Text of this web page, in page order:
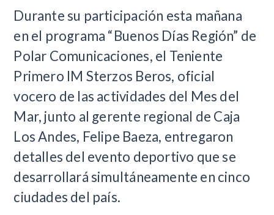
Durante su participación esta mañana
en el programa “Buenos Días Región” de
Polar Comunicaciones, el Teniente
Primero IM Sterzos Beros, oficial
vocero de las actividades del Mes del
Mar, junto al gerente regional de Caja
Los Andes, Felipe Baeza, entregaron
detalles del evento deportivo que se
desarrollará simultáneamente en cinco
ciudades del país.